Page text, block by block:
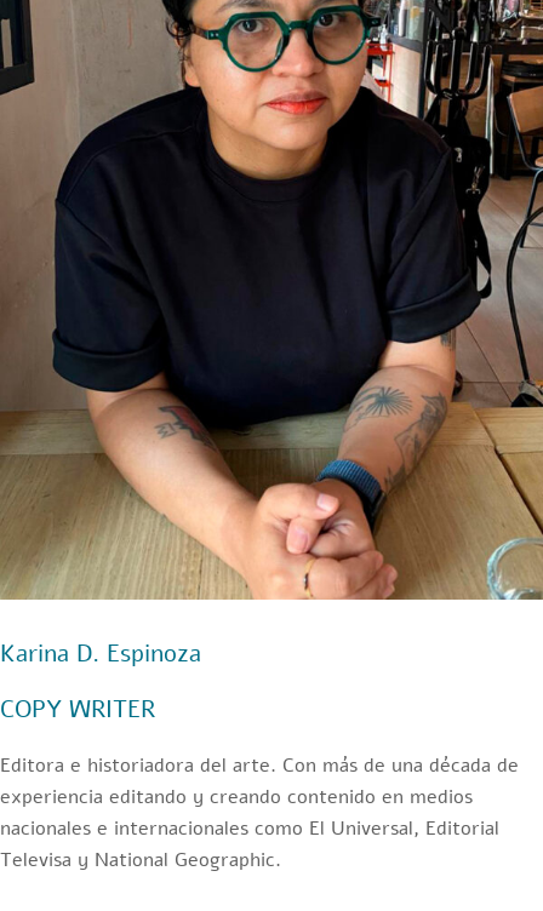
Karina D. Espinoza
COPY WRITER
Editora e historiadora del arte. Con más de una década de
experiencia editando y creando contenido en medios
nacionales e internacionales como El Universal, Editorial
Televisa y National Geographic.